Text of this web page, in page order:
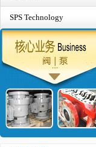
SPS Technology